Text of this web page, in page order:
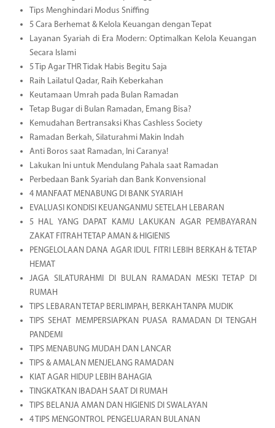
Tips Menghindari Modus Sniffing
5 Cara Berhemat & Kelola Keuangan dengan Tepat
Layanan Syariah di Era Modern: Optimalkan Kelola Keuangan
Secara Islami
5 Tip Agar THR Tidak Habis Begitu Saja
Raih Lailatul Qadar, Raih Keberkahan
Keutamaan Umrah pada Bulan Ramadan
Tetap Bugar di Bulan Ramadan, Emang Bisa?
Kemudahan Bertransaksi Khas Cashless Society
Ramadan Berkah, Silaturahmi Makin Indah
Anti Boros saat Ramadan, Ini Caranya!
Lakukan Ini untuk Mendulang Pahala saat Ramadan
Perbedaan Bank Syariah dan Bank Konvensional
4 MANFAAT MENABUNG DI BANK SYARIAH
EVALUASI KONDISI KEUANGANMU SETELAH LEBARAN
5 HAL YANG DAPAT KAMU LAKUKAN AGAR PEMBAYARAN
ZAKAT FITRAH TETAP AMAN & HIGIENIS
PENGELOLAAN DANA AGAR IDUL FITRI LEBIH BERKAH & TETAP
HEMAT
JAGA SILATURAHMI DI BULAN RAMADAN MESKI TETAP DI
RUMAH
TIPS LEBARAN TETAP BERLIMPAH, BERKAH TANPA MUDIK
TIPS SEHAT MEMPERSIAPKAN PUASA RAMADAN DI TENGAH
PANDEMI
TIPS MENABUNG MUDAH DAN LANCAR
TIPS & AMALAN MENJELANG RAMADAN
KIAT AGAR HIDUP LEBIH BAHAGIA
TINGKATKAN IBADAH SAAT DI RUMAH
TIPS BELANJA AMAN DAN HIGIENIS DI SWALAYAN
4 TIPS MENGONTROL PENGELUARAN BULANAN